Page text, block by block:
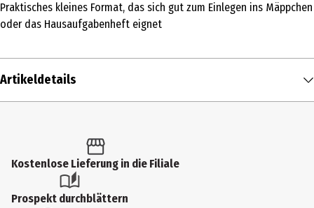
Praktisches kleines Format, das sich gut zum Einlegen ins Mäppchen
oder das Hausaufgabenheft eignet
Artikeldetails
Produkttyp
Geschenkbücher
Kostenlose Lieferung in die Filiale
Prospekt durchblättern